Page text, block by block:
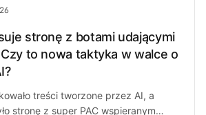
stronę z botami udającymi
to nowa taktyka w walce o
treści tworzone przez AI, a
stronę z super PAC wspieranym